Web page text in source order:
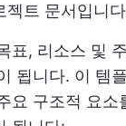
젝트 문서입니
표, 리소스 및
됩니다. 이 템
요 구조적 요소